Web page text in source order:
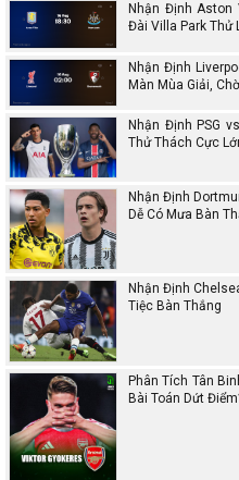
Nhận Định Aston
Đài Villa Park Thử
Nhận Định
Màn Mùa Giải,
Nhận Định PSG
Thử Thách Cực
Nhận Định
Dễ Có Mưa Bàn
Nhận Định
Tiệc Bàn Thắng
Phân Tích Tân
Bài Toán Dứt